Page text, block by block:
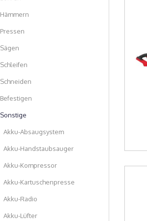
Hämmern
Pressen
Sägen
Schleifen
Schneiden
Befestigen
Sonstige
Akku-Absaugsystem
Akku-Handstaubsauger
Akku-Kompressor
Akku-Kartuschenpresse
Akku-Radio
Akku-Lüfter